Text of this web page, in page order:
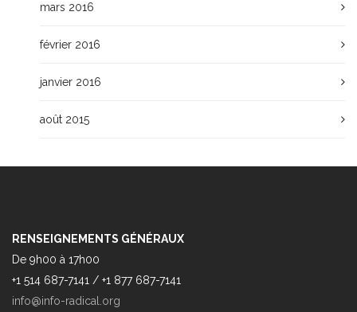
mars 2016
février 2016
janvier 2016
août 2015
RENSEIGNEMENTS GÉNÉRAUX
De 9h00 à 17h00
+1 514 687-7141 / +1 877 687-7141
info@info-radical.org